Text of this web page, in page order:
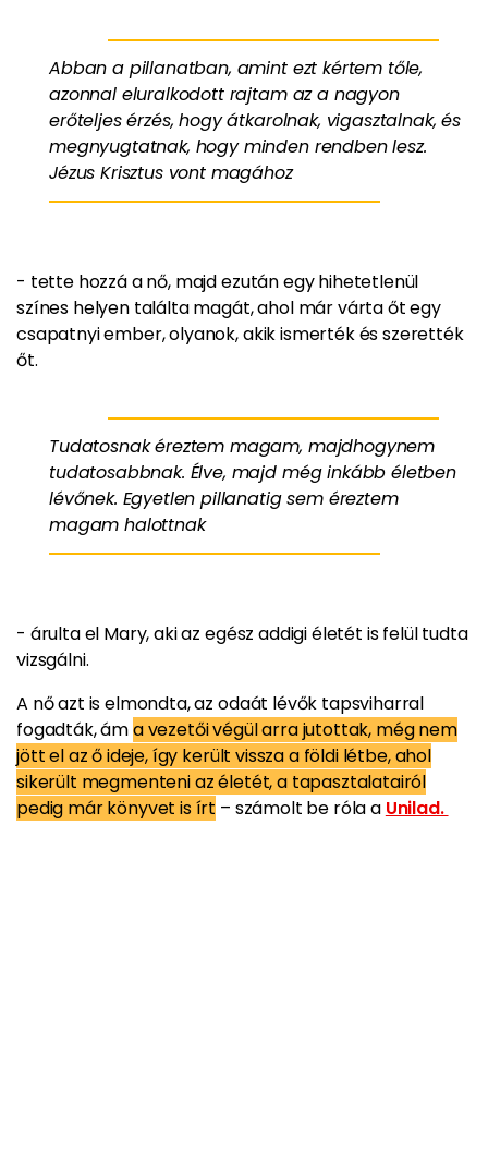
Abban a pillanatban, amint ezt kértem tőle,
azonnal eluralkodott rajtam az a nagyon
erőteljes érzés, hogy átkarolnak, vigasztalnak, és
megnyugtatnak, hogy minden rendben lesz.
Jézus Krisztus vont magához
- tette hozzá a nő, majd ezután egy hihetetlenül
színes helyen találta magát, ahol már várta őt egy
csapatnyi ember, olyanok, akik ismerték és szerették
őt.
Tudatosnak éreztem magam, majdhogynem
tudatosabbnak. Élve, majd még inkább életben
lévőnek. Egyetlen pillanatig sem éreztem
magam halottnak
- árulta el Mary, aki az egész addigi életét is felül tudta
vizsgálni.
A nő azt is elmondta, az odaát lévők tapsviharral
fogadták, áma vezetői végül arra jutottak, még nem
jött el az ő ideje, így került vissza a földi létbe, ahol
sikerült megmenteni az életét, a tapasztalatairól
pedig már könyvet is írt – számolt be róla a Unilad.